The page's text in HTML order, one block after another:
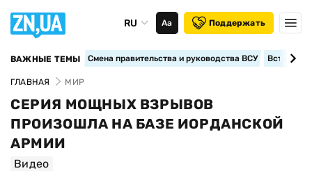
RU Аа Поддержать
ВАЖНЫЕ ТЕМЫ Смена правительства и руководства ВСУ
ГЛАВНАЯ МИР
СЕРИЯ МОЩНЫХ ВЗРЫВОВ
ПРОИЗОШЛА НА БАЗЕ ИОРДАНСКОЙ
АРМИИ
Видео